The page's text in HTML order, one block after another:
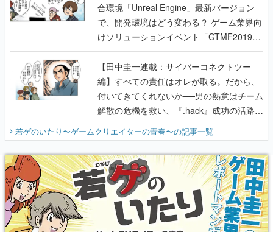
合環境「Unreal Engine」最新バージョン
で、開発環境はどう変わる？ ゲーム業界向
けソリューションイベント「GTMF2019」
に行って、より理解を深めよう【PR】
【田中圭一連載：サイバーコネクトツー
編】すべての責任はオレが取る。だから、
付いてきてくれないか──男の熱意はチーム
解散の危機を救い、『.hack』成功の活路を
開く。業界の快男児・松山 洋に流れる血は
『少年ジャンプ』色だった【若ゲのいた
り】
若ゲのいたり〜ゲームクリエイターの青春〜の記事一覧